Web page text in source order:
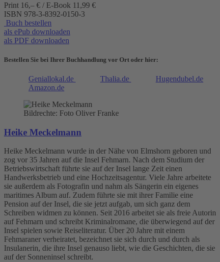
Print 16,– € / E-Book 11,99 €
ISBN 978-3-8392-0150-3
Buch bestellen
als ePub downloaden
als PDF downloaden
Bestellen Sie bei Ihrer Buchhandlung vor Ort oder hier:
Geniallokal.de Thalia.de
Hugendubel.de
Amazon.de
Bildrechte: Foto Oliver Franke
Heike Meckelmann
Heike Meckelmann wurde in der Nähe von Elmshorn geboren und
zog vor 35 Jahren auf die Insel Fehmarn. Nach dem Studium der
Betriebswirtschaft führte sie auf der Insel lange Zeit einen
Handwerksbetrieb und eine Hochzeitsagentur. Viele Jahre arbeitete
sie außerdem als Fotografin und nahm als Sängerin ein eigenes
maritimes Album auf. Zudem führte sie mit ihrer Familie eine
Pension auf der Insel, die sie jetzt aufgab, um sich ganz dem
Schreiben widmen zu können. Seit 2016 arbeitet sie als freie Autorin
auf Fehmarn und schreibt Kriminalromane, die überwiegend auf der
Insel spielen sowie Reiseliteratur. Über 20 Jahre mit einem
Fehmaraner verheiratet, bezeichnet sie sich durch und durch als
Insulanerin, die ihre Insel genauso liebt, wie die Geschichten, die sie
auf der Sonneninsel schreibt.